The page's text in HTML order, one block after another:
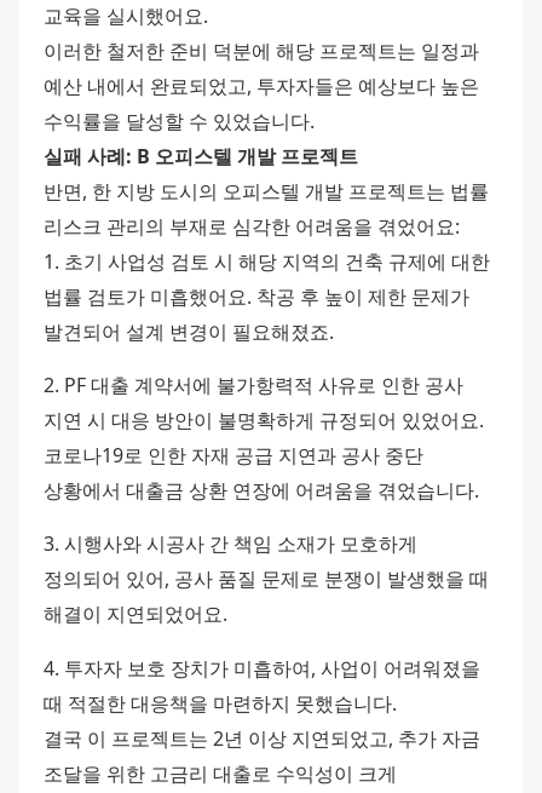
교육을 실시했어요.
이러한 철저한 준비 덕분에 해당 프로젝트는 일정과
예산 내에서 완료되었고, 투자자들은 예상보다 높은
수익률을 달성할 수 있었습니다.
실패 사례: B 오피스텔 개발 프로젝트
반면, 한 지방 도시의 오피스텔 개발 프로젝트는 법률
리스크 관리의 부재로 심각한 어려움을 겪었어요:
1. 초기 사업성 검토 시 해당 지역의 건축 규제에 대한
법률 검토가 미흡했어요. 착공 후 높이 제한 문제가
발견되어 설계 변경이 필요해졌죠.
2. PF 대출 계약서에 불가항력적 사유로 인한 공사
지연 시 대응 방안이 불명확하게 규정되어 있었어요.
코로나19로 인한 자재 공급 지연과 공사 중단
상황에서 대출금 상환 연장에 어려움을 겪었습니다.
3. 시행사와 시공사 간 책임 소재가 모호하게
정의되어 있어, 공사 품질 문제로 분쟁이 발생했을 때
해결이 지연되었어요.
4. 투자자 보호 장치가 미흡하여, 사업이 어려워졌을
때 적절한 대응책을 마련하지 못했습니다.
결국 이 프로젝트는 2년 이상 지연되었고, 추가 자금
조달을 위한 고금리 대출로 수익성이 크게